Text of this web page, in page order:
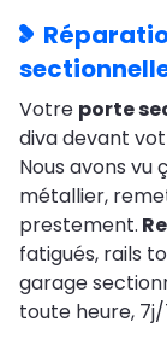
Votre porte
diva devant
Nous avons vu
métallier,
prestement.
fatigués, rails
garage
toute heure,